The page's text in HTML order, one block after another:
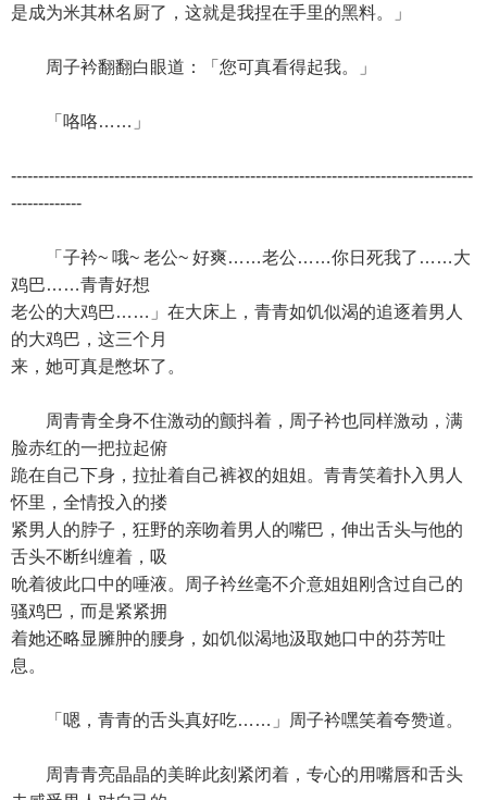
是成为米其林名厨了，这就是我捏在手里的黑料。」
周子衿翻翻白眼道：「您可真看得起我。」
「咯咯……」
-------------------------------------------------------------------------------------
-------------
「子衿~ 哦~ 老公~ 好爽……老公……你日死我了……大
鸡巴……青青好想
老公的大鸡巴……」在大床上，青青如饥似渴的追逐着男人
的大鸡巴，这三个月
来，她可真是憋坏了。
周青青全身不住激动的颤抖着，周子衿也同样激动，满
脸赤红的一把拉起俯
跪在自己下身，拉扯着自己裤衩的姐姐。青青笑着扑入男人
怀里，全情投入的搂
紧男人的脖子，狂野的亲吻着男人的嘴巴，伸出舌头与他的
舌头不断纠缠着，吸
吮着彼此口中的唾液。周子衿丝毫不介意姐姐刚含过自己的
骚鸡巴，而是紧紧拥
着她还略显臃肿的腰身，如饥似渴地汲取她口中的芬芳吐
息。
「嗯，青青的舌头真好吃……」周子衿嘿笑着夸赞道。
周青青亮晶晶的美眸此刻紧闭着，专心的用嘴唇和舌头